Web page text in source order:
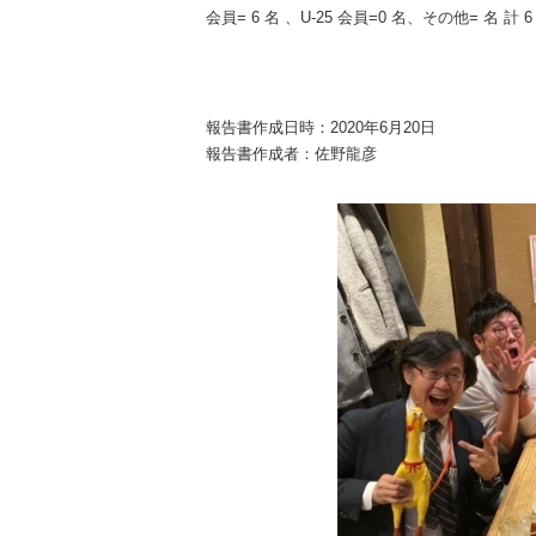
会員= 6 名 、U-25 会員=0 名、その他= 名 計 6
報告書作成日時：2020年6月20日
報告書作成者：佐野龍彦